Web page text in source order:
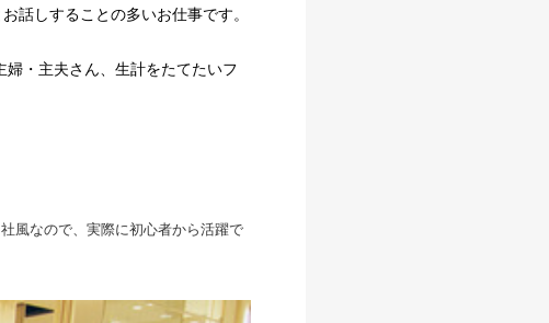
話しすることの多いお仕事です。
・主夫さん、生計をたてたいフ
風なので、実際に初心者から活躍で